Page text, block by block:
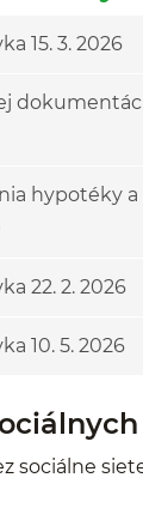
15. 3. 2026
hypotéky
22. 2. 2026
10. 5. 2026
sociálne